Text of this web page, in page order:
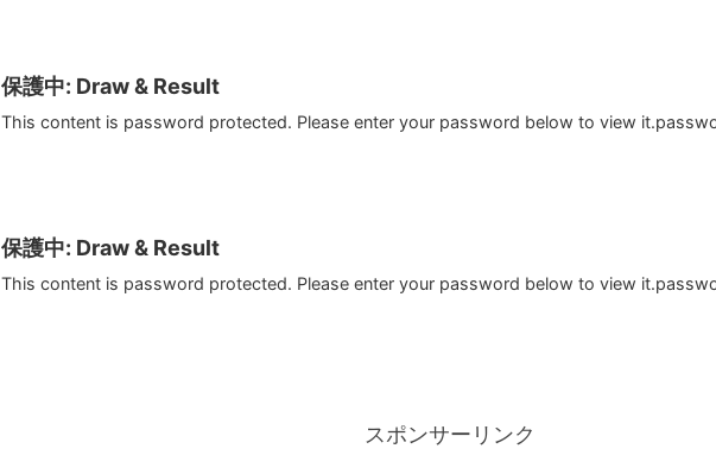
保護中: Draw & Result
This content is password protected. Please enter your password below to view
保護中: Draw & Result
This content is password protected. Please enter your password below to view
スポンサーリンク